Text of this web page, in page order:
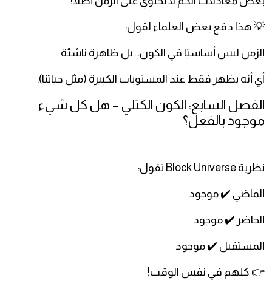
💡 هذا دفع بعض العلماء لقول:
الزمن ليس أساسيًا في الكون… بل ظاهرة ناشئة
أي أنه يظهر فقط عند المستويات الكبيرة (مثل حياتنا).
الفصل السابع: الكون الكتلي – هل كل شيء
موجود بالفعل؟
نظرية Block Universe تقول:
الماضي ✔️ موجود
الحاضر ✔️ موجود
المستقبل ✔️ موجود
👉 كلهم في نفس الوقت!